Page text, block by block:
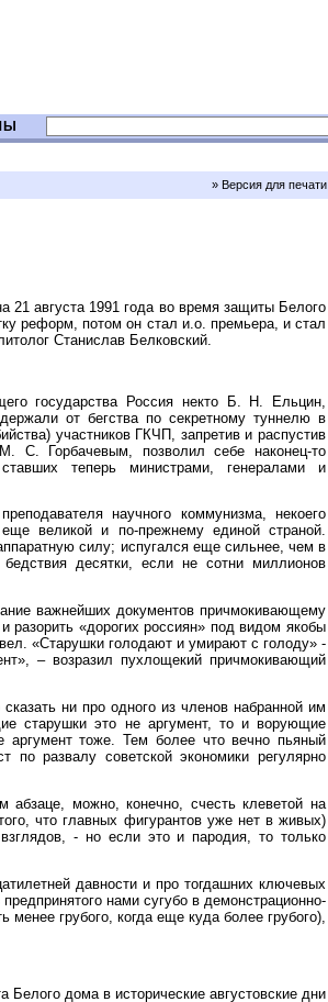
» Версия для печати
21 августа 1991 года во время защиты Белого
реформ, потом он стал и.о. премьера, и стал
Станислав Белковский.
государства Россия некто Б. Н. Ельцин,
от бегства по секретному туннелю в
участников ГКЧП, запретив и распустив
С. Горбачевым, позволил себе наконец-то
теперь министрами, генералами и
научного коммунизма, некоего
великой и по-прежнему единой страной.
силу; испугался еще сильнее, чем в
десятки, если не сотни миллионов
важнейших документов причмокивающему
разорить «дорогих россиян» под видом якобы
«Старушки голодают и умирают с голоду» -
– возразил пухлощекий причмокивающий
ни про одного из членов набранной им
старушки это не аргумент, то и ворующие
аргумент тоже. Тем более что вечно пьяный
по развалу советской экономики регулярно
можно, конечно, счесть клеветой на
что главных фигурантов уже нет в живых)
- но если это и пародия, то только
давности и про тогдашних ключевых
нами сугубо в демонстрационно-
менее грубого, когда еще куда более грубого),
Белого дома в исторические августовские дни